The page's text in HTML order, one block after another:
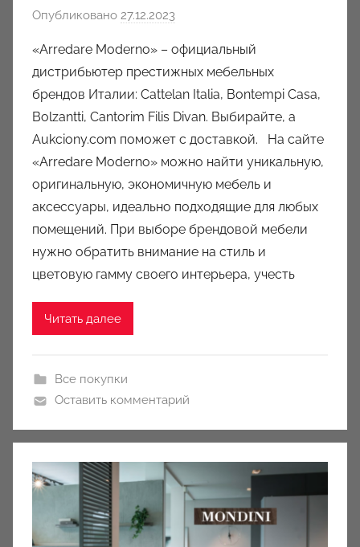
Опубликовано 27.12.2023
т
о
р
о
м
a
u
k
c
«Arredare Moderno» – официальный
дистрибьютер престижных мебельных
брендов Италии: Cattelan Italia, Bontempi Casa,
Bolzantti, Cantorim Filis Divan. Выбирайте, а
Aukciony.com поможет с доставкой. На сайте
«Arredare Moderno» можно найти уникальную,
оригинальную, экономичную мебель и
аксессуары, идеально подходящие для любых
помещений. При выборе брендовой мебели
нужно обратить внимание на стиль и
цветовую гамму своего интерьера, учесть
Читать далее
Все покупки
Оставить комментарий